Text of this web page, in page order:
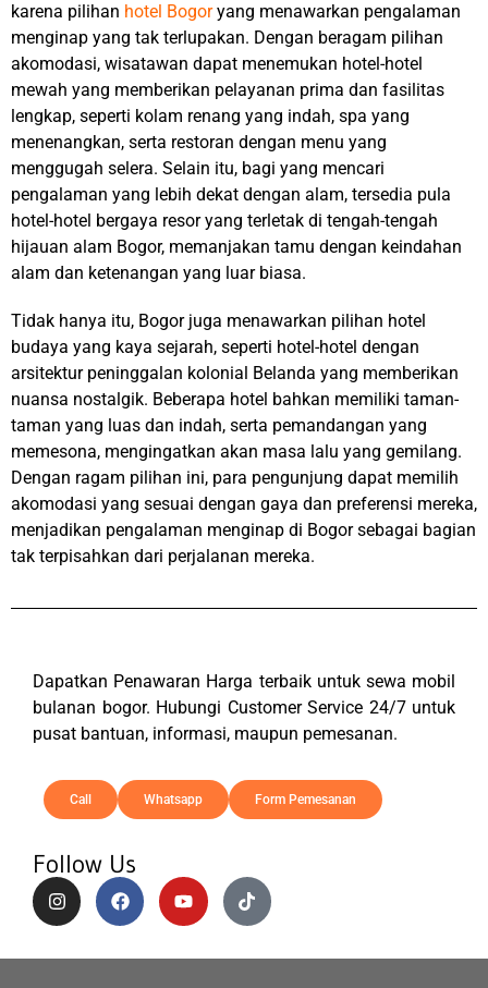
karena pilihan hotel Bogoryang menawarkan pengalaman
menginap yang tak terlupakan. Dengan beragam pilihan
akomodasi, wisatawan dapat menemukan hotel-hotel
mewah yang memberikan pelayanan prima dan fasilitas
lengkap, seperti kolam renang yang indah, spa yang
menenangkan, serta restoran dengan menu yang
menggugah selera. Selain itu, bagi yang mencari
pengalaman yang lebih dekat dengan alam, tersedia pula
hotel-hotel bergaya resor yang terletak di tengah-tengah
hijauan alam Bogor, memanjakan tamu dengan keindahan
alam dan ketenangan yang luar biasa.
Tidak hanya itu, Bogor juga menawarkan pilihan hotel
budaya yang kaya sejarah, seperti hotel-hotel dengan
arsitektur peninggalan kolonial Belanda yang memberikan
nuansa nostalgik. Beberapa hotel bahkan memiliki taman-
taman yang luas dan indah, serta pemandangan yang
memesona, mengingatkan akan masa lalu yang gemilang.
Dengan ragam pilihan ini, para pengunjung dapat memilih
akomodasi yang sesuai dengan gaya dan preferensi mereka,
menjadikan pengalaman menginap di Bogor sebagai bagian
tak terpisahkan dari perjalanan mereka.
Dapatkan Penawaran Harga terbaik untuk sewa mobil
bulanan bogor. Hubungi Customer Service 24/7 untuk
pusat bantuan, informasi, maupun pemesanan.
Call Whatsapp Form Pemesanan
Follow Us